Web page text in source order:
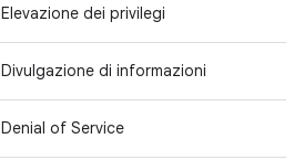
Elevazione dei privilegi
Divulgazione di informazioni
Denial of Service